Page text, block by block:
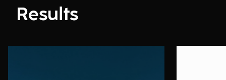
Results